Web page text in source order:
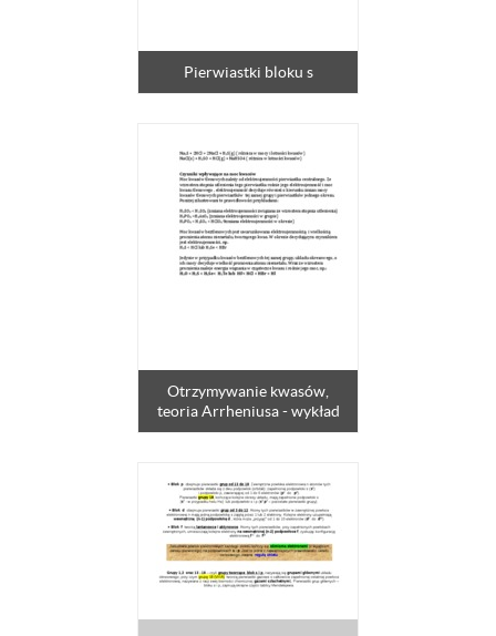
Pierwiastki bloku s
Otrzymywanie kwasów,
teoria Arrheniusa - wykład